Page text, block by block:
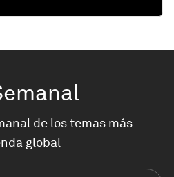
de los temas más
global